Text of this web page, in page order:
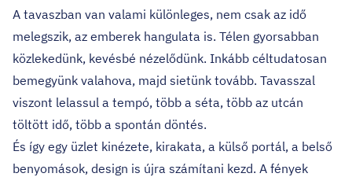
A tavaszban van valami különleges, nem csak az idő
melegszik, az emberek hangulata is. Télen gyorsabban
közlekedünk, kevésbé nézelődünk. Inkább céltudatosan
bemegyünk valahova, majd sietünk tovább. Tavasszal
viszont lelassul a tempó, több a séta, több az utcán
töltött idő, több a spontán döntés.
És így egy üzlet kinézete, kirakata, a külső portál, a belső
benyomások, design is újra számítani kezd. A fények